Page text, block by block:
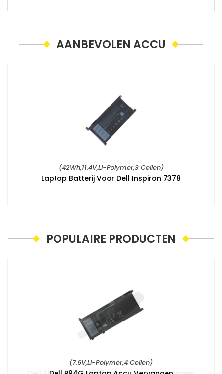
AANBEVOLEN ACCU
(42Wh,11.4V,Li-Polymer,3 Cellen)
Laptop Batterij Voor Dell Inspiron 7378
POPULAIRE PRODUCTEN
(7.6V,Li-Polymer,4 Cellen)